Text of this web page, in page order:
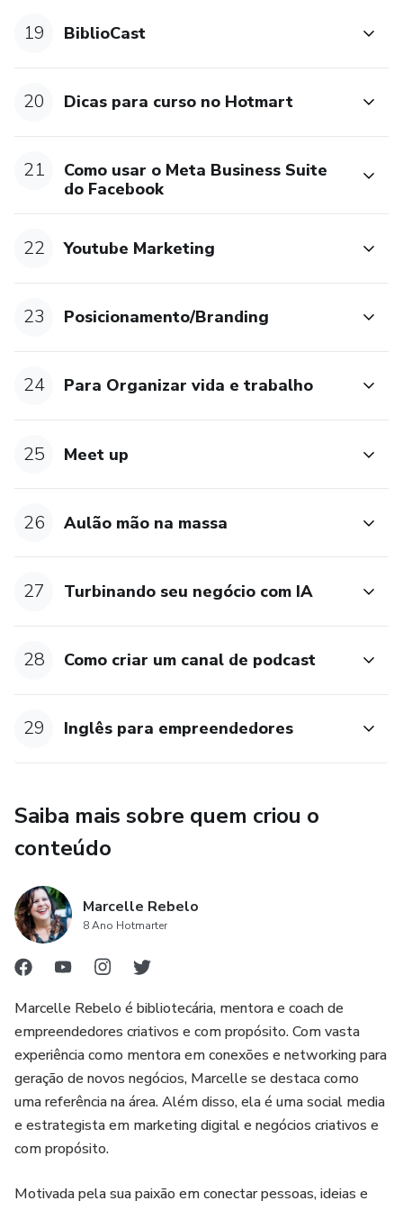
19 BiblioCast
20 Dicas para curso no Hotmart
21
Como usar o Meta Business Suite
do Facebook
22 Youtube Marketing
23 Posicionamento/Branding
24 Para Organizar vida e trabalho
25 Meet up
26 Aulão mão na massa
27 Turbinando seu negócio com IA
28 Como criar um canal de podcast
29 Inglês para empreendedores
Saiba mais sobre quem criou o
conteúdo
Marcelle Rebelo
8 Ano Hotmarter
Marcelle Rebelo é bibliotecária, mentora e coach de
empreendedores criativos e com propósito. Com vasta
experiência como mentora em conexões e networking para
geração de novos negócios, Marcelle se destaca como
uma referência na área. Além disso, ela é uma social media
e estrategista em marketing digital e negócios criativos e
com propósito.
Motivada pela sua paixão em conectar pessoas, ideias e